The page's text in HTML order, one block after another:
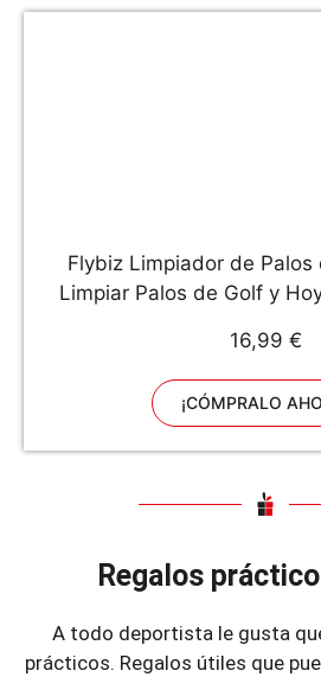
Flybiz Limpiador de Palos
Limpiar Palos de Golf y
para Limpiar la Cara del
Doble Cara
16,99 €
¡CÓMPRALO
Regalos
A todo deportista le gusta
prácticos. Regalos útiles que